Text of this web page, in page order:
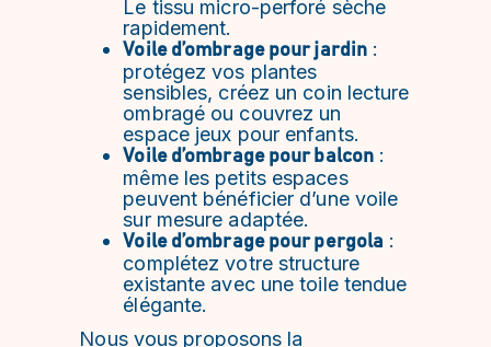
Le tissu micro-perforé sèche
rapidement.
Voile d’ombrage pour jardin :
protégez vos plantes
sensibles, créez un coin lecture
ombragé ou couvrez un
espace jeux pour enfants.
Voile d’ombrage pour balcon :
même les petits espaces
peuvent bénéficier d’une voile
sur mesure adaptée.
Voile d’ombrage pour pergola :
complétez votre structure
existante avec une toile tendue
élégante.
Nous vous proposons la